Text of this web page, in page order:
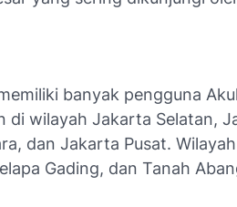
banyak pengguna
di wilayah Jakarta Selatan,
dan Jakarta Pusat.
Gading, dan Tanah